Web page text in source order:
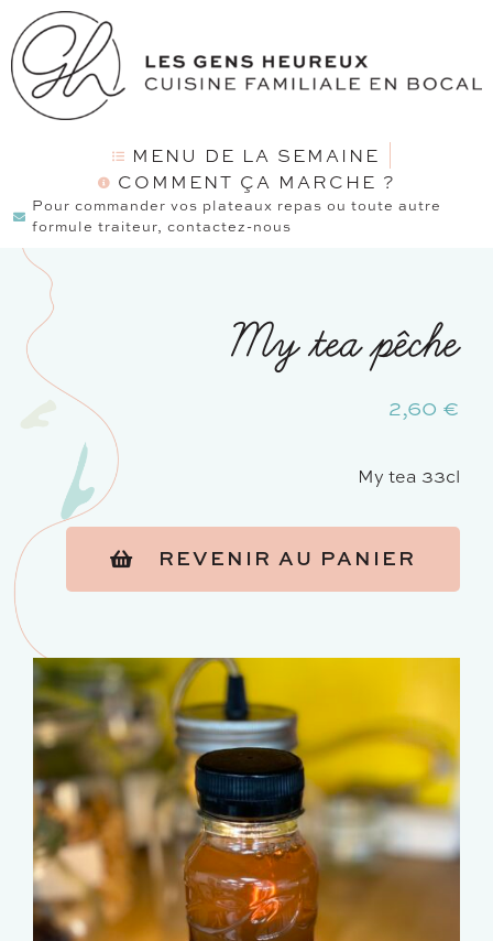
MENU DE LA SEMAINE
COMMENT ÇA MARCHE ?
Pour commander vos plateaux repas ou toute autre
formule traiteur, contactez-nous
My tea pêche
2,60 €
My tea 33cl
REVENIR AU PANIER